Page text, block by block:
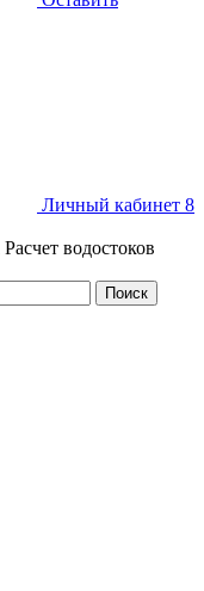
Личный кабинет 8
Расчет водостоков